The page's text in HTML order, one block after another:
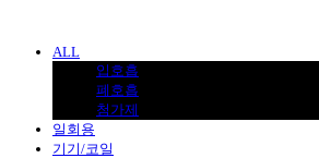
ALL
입호흡
폐호흡
첨가제
일회용
기기/코일